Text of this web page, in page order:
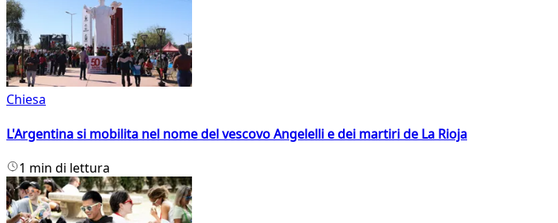
Chiesa
L'Argentina si mobilita nel nome del vescovo Angelelli e dei martiri de La Rioja
1 min di lettura